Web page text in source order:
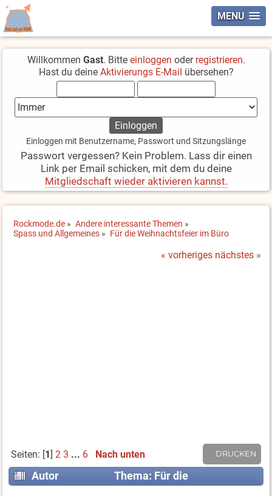
MENU
Willkommen Gast. Bitte einloggen oder registrieren.
Hast du deine Aktivierungs E-Mail übersehen?
Einloggen mit Benutzername, Passwort und Sitzungslänge
Passwort vergessen? Kein Problem. Lass dir einen
Link per Email schicken, mit dem du deine
Mitgliedschaft wieder aktivieren kannst.
Rockmode.de » Andere interessante Themen »
Spass und Allgemeines » Für die Weihnachtsfeier im Büro
« vorheriges nächstes »
DRUCKEN
Seiten: [1] 2 3 ... 6 Nach unten
Autor
Thema: Für die